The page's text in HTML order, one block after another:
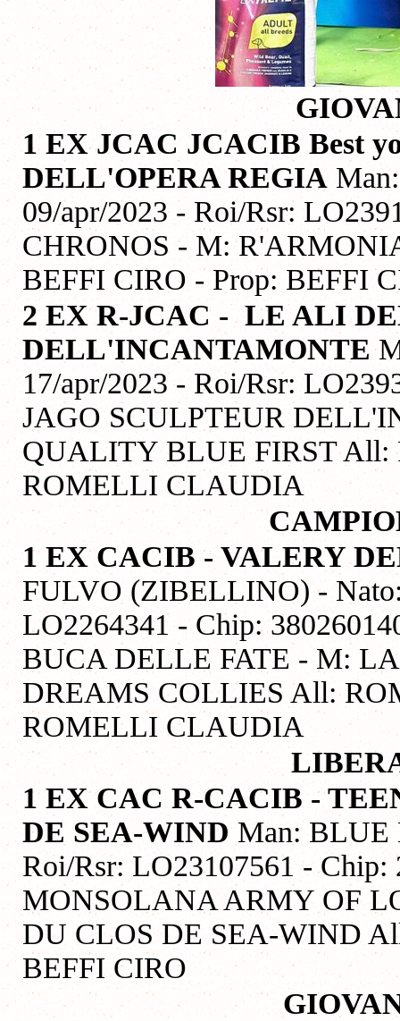
1 EX JCAC JCACIB Best
DELL'OPERA REGIA
09/apr/2023 - Roi/Rsr:
CHRONOS - M:
BEFFI CIRO - Prop: BEFFI
2 EX R-JCAC - LE ALI
DELL'INCANTAMONTE
17/apr/2023 - Roi/Rsr:
JAGO SCULPTEUR
QUALITY BLUE FIRST
ROMELLI CLAUDIA
1 EX CACIB - VALERY
FULVO (ZIBELLINO) -
LO2264341 - Chip:
BUCA DELLE FATE - M:
DREAMS COLLIES All:
ROMELLI CLAUDIA
1 EX CAC R-CACIB -
DE SEA-WINDMan: BLUE
Roi/Rsr: LO23107561 - Chip:
MONSOLANA ARMY OF
DU CLOS DE SEA-WIND
BEFFI CIRO